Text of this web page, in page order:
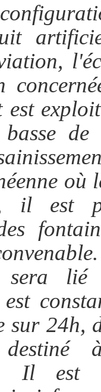
est
où
il est
sera
sur 24h,
destiné
Il est